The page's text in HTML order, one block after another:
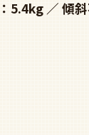
5.4kg
傾